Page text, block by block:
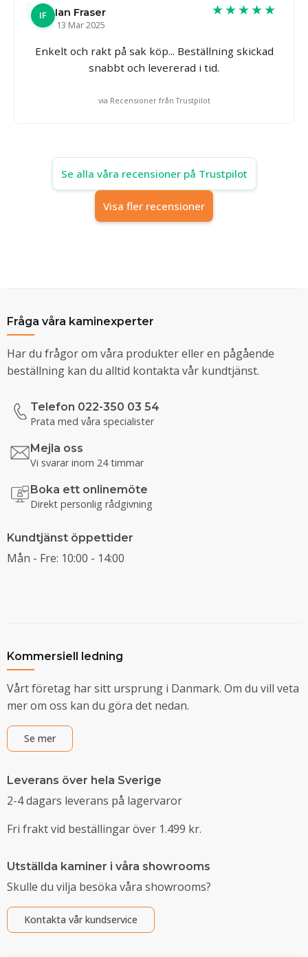
IF
Ian Fraser
13 Mar 2025
★★★★★
Enkelt och rakt på sak köp... Beställning skickad
snabbt och levererad i tid.
via Recensioner från Trustpilot
Se alla våra recensioner på Trustpilot
Visa fler recensioner
Fråga våra kaminexperter
Har du frågor om våra produkter eller en pågående
beställning kan du alltid kontakta vår kundtjänst.
Telefon 022-350 03 54
Prata med våra specialister
Mejla oss
Vi svarar inom 24 timmar
Boka ett onlinemöte
Direkt personlig rådgivning
Kundtjänst öppettider
Mån - Fre: 10:00 - 14:00
Kommersiell ledning
Vårt företag har sitt ursprung i Danmark. Om du vill veta
mer om oss kan du göra det nedan.
Se mer
Leverans över hela Sverige
2-4 dagars leverans på lagervaror
Fri frakt vid beställingar över 1.499 kr.
Utställda kaminer i våra showrooms
Skulle du vilja besöka våra showrooms?
Kontakta vår kundservice